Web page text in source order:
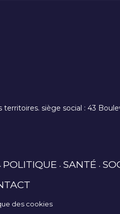
siège social : 43
POLITIQUE SANTÉ
des cookies